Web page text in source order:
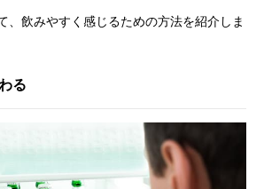
、飲みやすく感じるための方法を紹介しま
る